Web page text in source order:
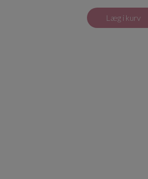
Læg i kurv